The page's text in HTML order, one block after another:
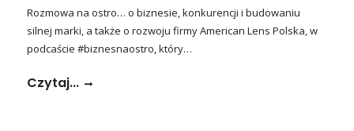
Rozmowa na ostro… o biznesie, konkurencji i budowaniu
silnej marki, a także o rozwoju firmy American Lens Polska, w
podcaście #biznesnaostro, który…
Czytaj...